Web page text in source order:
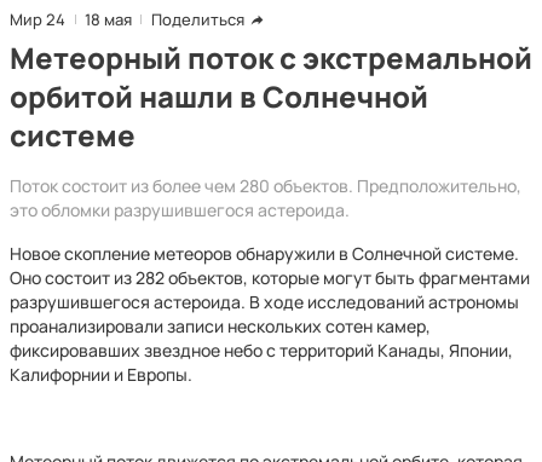
Мир 24 18 мая Поделиться
Метеорный поток с экстремальной
орбитой нашли в Солнечной
системе
Поток состоит из более чем 280 объектов. Предположительно,
это обломки разрушившегося астероида.
Новое скопление метеоров обнаружили в Солнечной системе.
Оно состоит из 282 объектов, которые могут быть фрагментами
разрушившегося астероида. В ходе исследований астрономы
проанализировали записи нескольких сотен камер,
фиксировавших звездное небо с территорий Канады, Японии,
Калифорнии и Европы.